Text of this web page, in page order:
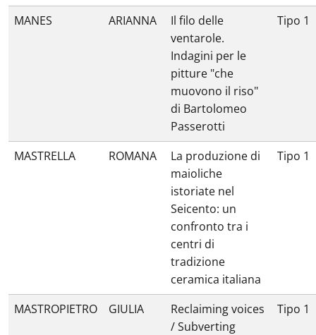
MANES ARIANNA
Il filo delle
ventarole.
Indagini per le
pitture "che
muovono il riso"
di Bartolomeo
Passerotti
Tipo 1
MASTRELLA ROMANA
La produzione di
maioliche
istoriate nel
Seicento: un
confronto tra i
centri di
tradizione
ceramica italiana
Tipo 1
MASTROPIETRO GIULIA
Reclaiming voices
/ Subverting
Tipo 1